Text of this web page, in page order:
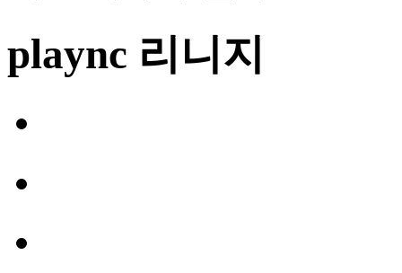
plaync 리니지